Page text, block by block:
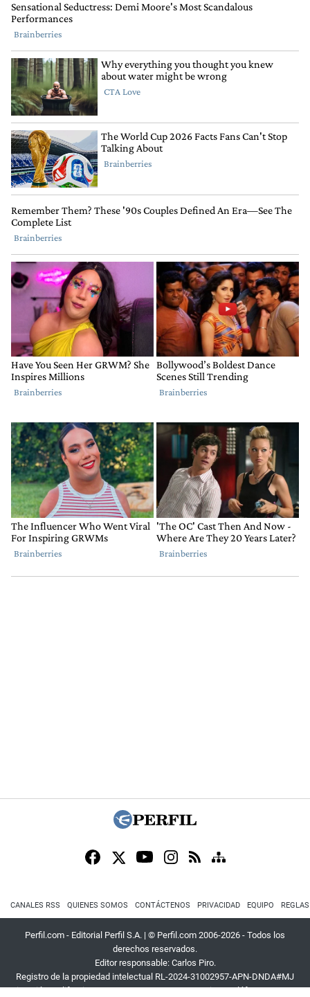
CANALES RSS QUIENES SOMOS CONTÁCTENOS PRIVACIDAD EQUIPO
Perfil.com - Editorial Perfil S.A. | © Perfil.com 2006-2026 - Todos los
derechos reservados.
Editor responsable: Carlos Piro.
Registro de la propiedad intelectual RL-2024-31002957-APN-DNDA#MJ
Dirección:California 2715,C1289ABI,CABA, Argentina| Teléfono:+54 9 11